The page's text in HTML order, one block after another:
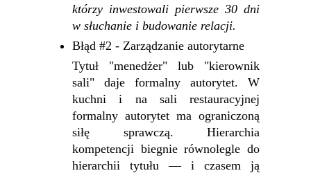
którzy inwestowali pierwsze 30 dni
w słuchanie i budowanie relacji.
Błąd #2 - Zarządzanie autorytarne
Tytuł "menedżer" lub "kierownik
sali" daje formalny autorytet. W
kuchni i na sali restauracyjnej
formalny autorytet ma ograniczoną
siłę sprawczą. Hierarchia
kompetencji biegnie równolegle do
hierarchii tytułu — i czasem ją